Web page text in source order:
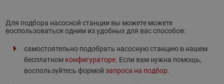
Для подбора насосной станции вы можете можете
воспользоваться одним из удобных для вас способов:
самостоятельно подобрать насосную станцию в нашем
бесплатном конфигураторе. Если вам нужна помощь,
воспользуйтесь формой запроса на подбор.